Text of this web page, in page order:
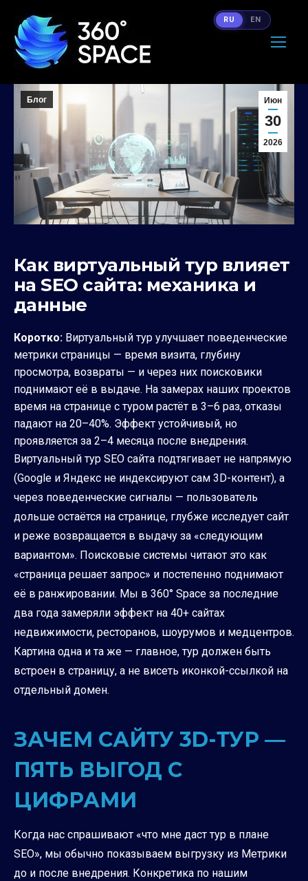
Июн
30
2026
Блог
Как виртуальный тур влияет
на SEO сайта: механика и
данные
Коротко: Виртуальный тур улучшает поведенческие
метрики страницы — время визита, глубину
просмотра, возвраты — и через них поисковики
поднимают её в выдаче. На замерах наших проектов
время на странице с туром растёт в 3–6 раз, отказы
падают на 20–40%. Эффект устойчивый, но
проявляется за 2–4 месяца после внедрения.
Виртуальный тур SEO сайта подтягивает не напрямую
(Google и Яндекс не индексируют сам 3D-контент), а
через поведенческие сигналы — пользователь
дольше остаётся на странице, глубже исследует сайт
и реже возвращается в выдачу за «следующим
вариантом». Поисковые системы читают это как
«страница решает запрос» и постепенно поднимают
её в ранжировании. Мы в 360° Space за последние
два года замеряли эффект на 40+ сайтах
недвижимости, ресторанов, шоурумов и медцентров.
Картина одна и та же — главное, тур должен быть
встроен в страницу, а не висеть иконкой-ссылкой на
отдельный домен.
ЗАЧЕМ САЙТУ 3D-ТУР —
ПЯТЬ ВЫГОД С
ЦИФРАМИ
Когда нас спрашивают «что мне даст тур в плане
SEO», мы обычно показываем выгрузку из Метрики
до и после внедрения. Конкретика по нашим
RU EN